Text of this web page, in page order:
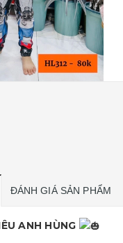
ĐÁNH GIÁ SẢN PHẨM
ANH HÙNG